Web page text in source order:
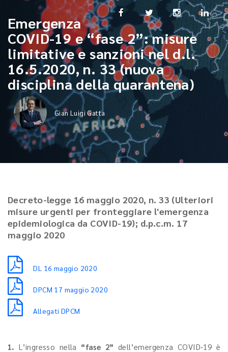
Emergenza
COVID-19 e “fase 2”: misure
limitative e sanzioni nel d.l.
16.5.2020, n. 33 (nuova
disciplina della quarantena)
Gian Luigi Gatta
Decreto-legge 16 maggio 2020, n. 33 (Ulteriori
misure urgenti per fronteggiare l'emergenza
epidemiologica da COVID-19); d.p.c.m. 17
maggio 2020
DL 16 maggio 2020
DPCM 17 maggio 2020
Allegati DPCM
1.L’ingresso nella “fase 2” dell’emergenza COVID-19 è